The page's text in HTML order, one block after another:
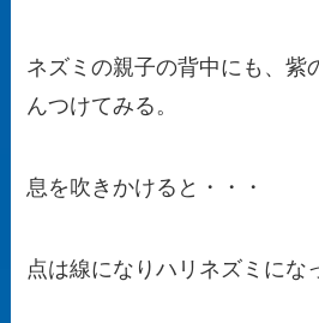
ネズミの親子の背中にも、紫
んつけてみる。
息を吹きかけると・・・
点は線になりハリネズミにな